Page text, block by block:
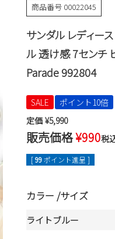
商品番号 00022045
サンダル レディー
ル 透け感 7センチ
Parade 992804
SALE
ポイント10倍
定価 ¥5,990
販売価格¥990税
[99ポイント進呈 ]
カラー サイズ
ライトブルー